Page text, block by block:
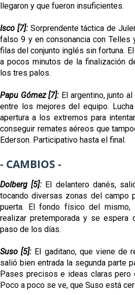
llegaron y que fueron insuficientes.
Isco [7]: Sorprendente táctica de
falso 9 y en consonancia con Telles
filas del conjunto inglés sin fortuna.
a pocos minutos de la finalización
los tres palos.
Papu Gómez [7]: El argentino, junto
entre los mejores del equipo.
apertura a los extremos para
conseguir remates aéreos que
Ederson. Participativo hasta el final.
- CAMBIOS -
Dolberg [5]: El delantero danés,
tocando diversas zonas del campo
puerta. El fondo físico del
realizar pretemporada y se espera
paso de los días.
Suso [5]: El gaditano, que viene de
salió bien entrada la segunda parte
Pases precisos e ideas claras pero
Poco a poco se ve, que Suso está